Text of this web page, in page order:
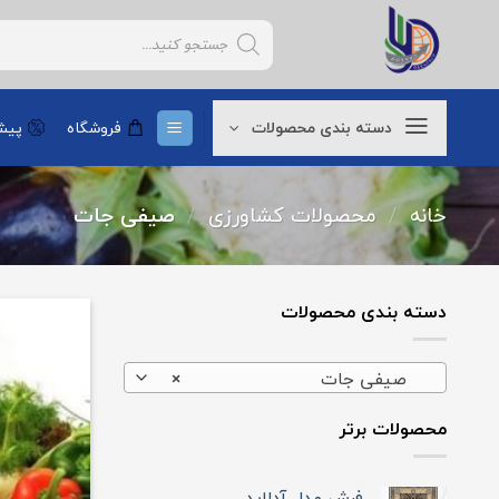
Products
search
دسته بندی محصولات فروشگاه
خانه / محصولات کشاورزی /صیفی جات
دسته بندی محصولات
× صیفی جات
محصولات برتر